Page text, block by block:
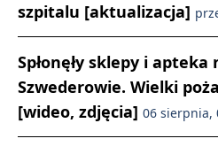
szpitalu [aktualizacja]
Spłonęły sklepy i
Szwederowie. Wielki
[wideo, zdjęcia] 06 sierpnia,